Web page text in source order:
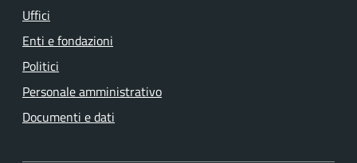
Uffici
Enti e fondazioni
Politici
Personale amministrativo
Documenti e dati